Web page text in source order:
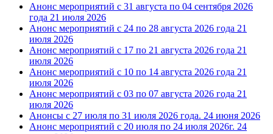
Анонс мероприятий с 31 августа по 04 сентября 2026
года 21 июля 2026
Анонс мероприятий с 24 по 28 августа 2026 года 21
июля 2026
Анонс мероприятий с 17 по 21 августа 2026 года 21
июля 2026
Анонс мероприятий с 10 по 14 августа 2026 года 21
июля 2026
Анонс мероприятий с 03 по 07 августа 2026 года 21
июля 2026
Анонсы с 27 июля по 31 июля 2026 года. 24 июня 2026
Анонс мероприятий с 20 июля по 24 июля 2026г. 24